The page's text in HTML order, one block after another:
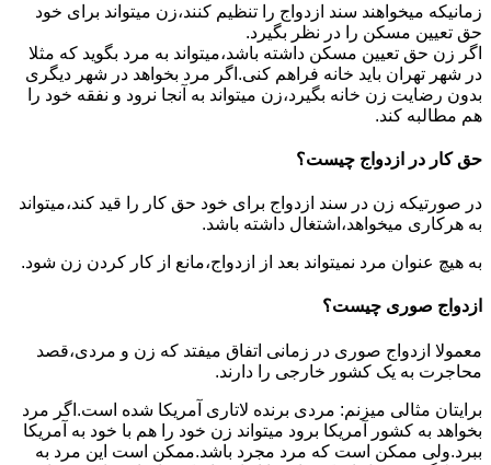
زمانیکه میخواهند سند ازدواج را تنظیم کنند،زن میتواند برای خود
حق تعیین مسکن را در نظر بگیرد.
اگر زن حق تعیین مسکن داشته باشد،میتواند به مرد بگوید که مثلا
در شهر تهران باید خانه فراهم کنی.اگر مرد بخواهد در شهر دیگری
بدون رضایت زن خانه بگیرد،زن میتواند به آنجا نرود و نفقه خود را
هم مطالبه کند.
حق کار در ازدواج چیست؟
در صورتیکه زن در سند ازدواج برای خود حق کار را قید کند،میتواند
به هرکاری میخواهد،اشتغال داشته باشد.
به هیچ عنوان مرد نمیتواند بعد از ازدواج،مانع از کار کردن زن شود.
ازدواج صوری چیست؟
معمولا ازدواج صوری در زمانی اتفاق میفتد که زن و مردی،قصد
محاجرت به یک کشور خارجی را دارند.
برایتان مثالی میزنم: مردی برنده لاتاری آمریکا شده است.اگر مرد
بخواهد به کشور آمریکا برود میتواند زن خود را هم با خود به آمریکا
ببرد.ولی ممکن است که مرد مجرد باشد.ممکن است این مرد به